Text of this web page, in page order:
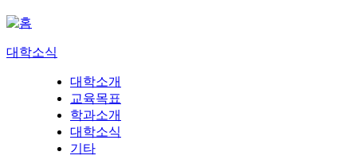
대학소식
대학소개
교육목표
학과소개
대학소식
기타